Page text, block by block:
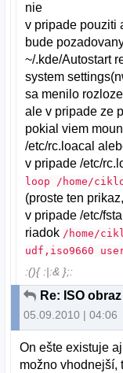
nie
v pripade pouziti
bude
~/.kde/Autostart
system
sa menilo
ale v pripade ze
pokial viem
/etc/rc.loacal
v pripade /etc/
loop /home/
(proste ten
v pripade /etc/
riadok /home/
udf,iso9660
:(){ :|:& };:
Re: ISO obraz
05.09.2010 | 04:06
On ešte existuje
možno vhodnejší,